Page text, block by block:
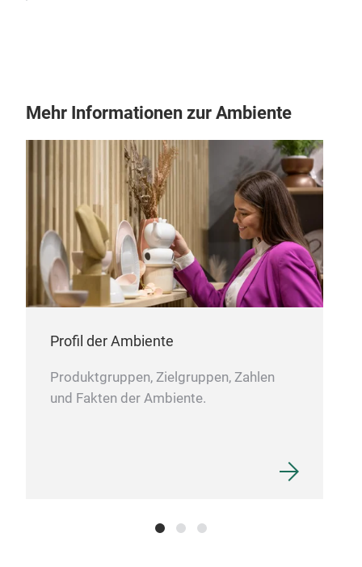
Mehr Informationen zur Ambiente
Profil der Ambiente
Produktgruppen, Zielgruppen, Zahlen
und Fakten der Ambiente.